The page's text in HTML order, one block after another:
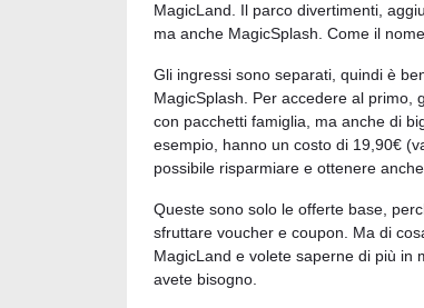
MagicLand. Il parco divertimenti,
ma anche MagicSplash. Come il
Gli ingressi sono separati, quindi è
MagicSplash. Per accedere al primo,
con pacchetti famiglia, ma anche di
esempio, hanno un costo di 19,90€
possibile risparmiare e ottenere
Queste sono solo le offerte base,
sfruttare voucher e coupon. Ma di
MagicLand e volete saperne di più in
avete bisogno.